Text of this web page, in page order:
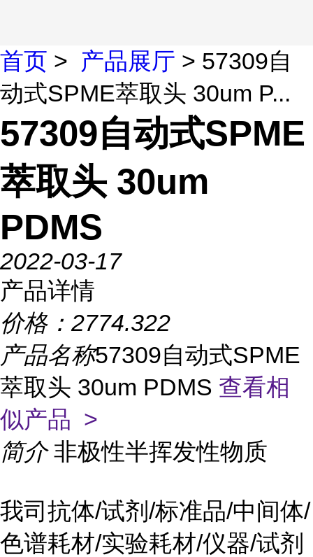
首页 > 产品展厅 > 57309自
动式SPME萃取头 30um P...
57309自动式SPME
萃取头 30um
PDMS
2022-03-17
产品详情
价格： 2774.322
产品名称57309自动式SPME
萃取头 30um PDMS 查看相
似产品 >
简介 非极性半挥发性物质
我司抗体/试剂/标准品/中间体/
色谱耗材/实验耗材/仪器/试剂